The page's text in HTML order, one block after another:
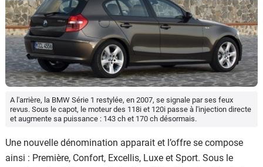
A l'arrière, la BMW Série 1 restylée, en 2007, se signale par ses feux
revus. Sous le capot, le moteur des 118i et 120i passe à l'injection directe
et augmente sa puissance : 143 ch et 170 ch désormais.
Une nouvelle dénomination apparait et l’offre se compose
ainsi : Première, Confort, Excellis, Luxe et Sport. Sous le